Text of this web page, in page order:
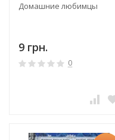
Домашние любимцы
9 грн.
0